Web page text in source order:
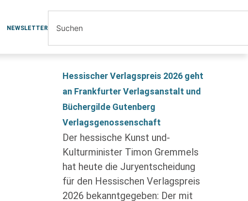
NEWSLETTER
Hessischer Verlagspreis 2026 geht
an Frankfurter Verlagsanstalt und
Büchergilde Gutenberg
Verlagsgenossenschaft
Der hessische Kunst und-
Kulturminister Timon Gremmels
hat heute die Juryentscheidung
für den Hessischen Verlagspreis
2026 bekanntgegeben: Der mit